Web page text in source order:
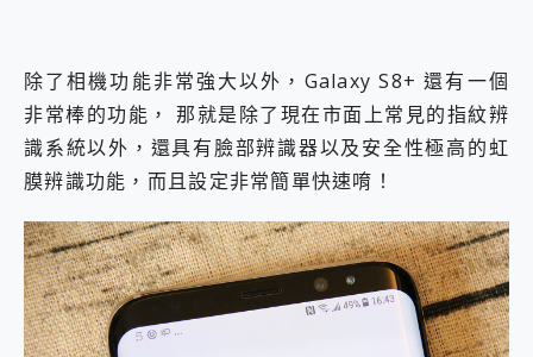
除了相機功能非常強大以外，Galaxy S8+ 還有一個
非常棒的功能， 那就是除了現在市面上常見的指紋辨
識系統以外，還具有臉部辨識器以及安全性極高的虹
膜辨識功能，而且設定非常簡單快速唷！